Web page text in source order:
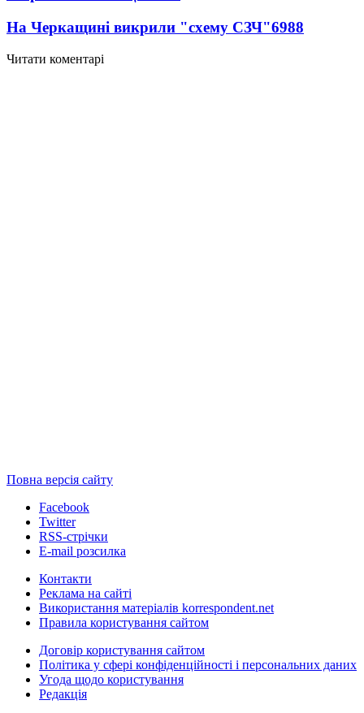
На Черкащині викрили "схему СЗЧ"6988
Читати коментарі
Повна версія сайту
Facebook
Twitter
RSS-стрічки
E-mail розсилка
Контакти
Реклама на сайті
Використання матеріалів korrespondent.net
Правила користування сайтом
Договір користування сайтом
Політика у сфері конфіденційності і персональних даних
Угода щодо користування
Редакція